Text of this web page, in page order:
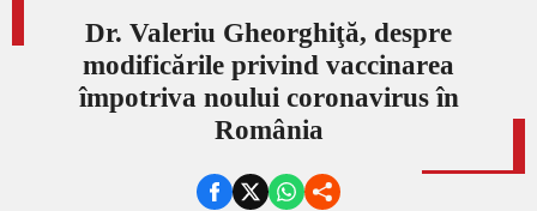
Dr. Valeriu Gheorghiţă, despre
modificările privind vaccinarea
împotriva noului coronavirus în
România